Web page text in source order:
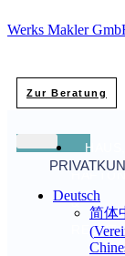
Werks Makler
Zur Beratung
HAUS,
&
RECHT
Deutsch
简体
(